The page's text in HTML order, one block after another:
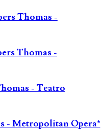
Thomas -
Thomas -
- Teatro
- Metropolitan Opera*